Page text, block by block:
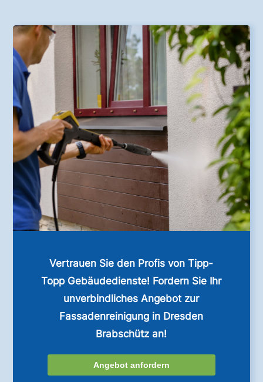
Vertrauen Sie den Profis von Tipp-
Topp Gebäudedienste! Fordern Sie Ihr
unverbindliches Angebot zur
Fassadenreinigung in Dresden
Brabschütz an!
Angebot anfordern